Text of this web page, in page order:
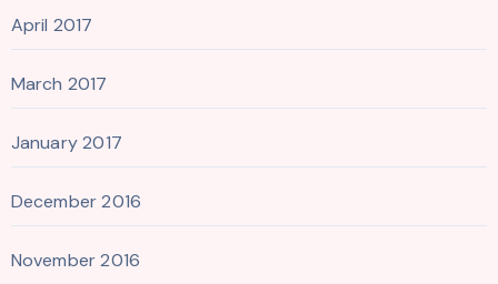
April 2017
March 2017
January 2017
December 2016
November 2016